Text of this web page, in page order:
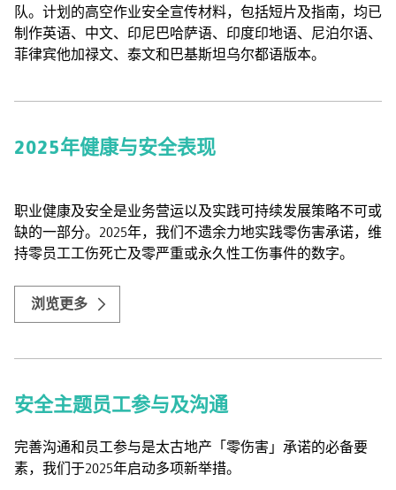
队。计划的高空作业安全宣传材料，包括短片及指南，均已
制作英语、中文、印尼巴哈萨语、印度印地语、尼泊尔语、
菲律宾他加禄文、泰文和巴基斯坦乌尔都语版本。
2025年健康与安全表现
职业健康及安全是业务营运以及实践可持续发展策略不可或
缺的一部分。2025年，我们不遗余力地实践零伤害承诺，维
持零员工工伤死亡及零严重或永久性工伤事件的数字。
浏览更多
安全主题员工参与及沟通
完善沟通和员工参与是太古地产「零伤害」承诺的必备要
素，我们于2025年启动多项新举措。